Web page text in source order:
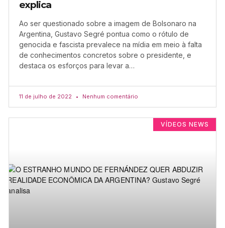
explica
Ao ser questionado sobre a imagem de Bolsonaro na
Argentina, Gustavo Segré pontua como o rótulo de
genocida e fascista prevalece na mídia em meio à falta
de conhecimentos concretos sobre o presidente, e
destaca os esforços para levar a…
11 de julho de 2022 Nenhum comentário
VÍDEOS NEWS